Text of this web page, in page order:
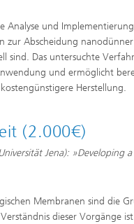
Analyse und
zur Abscheidung
sind. Das untersuchte
und ermöglicht
Herstellung.
(2.000€)
Jena):
Membranen sind die
dieser Vorgänge